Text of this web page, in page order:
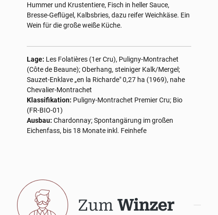
Hummer und Krustentiere, Fisch in heller Sauce,
Bresse-Geflügel, Kalbsbries, dazu reifer Weichkäse. Ein
Wein für die große weiße Küche.
Lage: Les Folatières (1er Cru), Puligny-Montrachet
(Côte de Beaune); Oberhang, steiniger Kalk/Mergel;
Sauzet-Enklave „en la Richarde" 0,27 ha (1969), nahe
Chevalier-Montrachet
Klassifikation: Puligny-Montrachet Premier Cru; Bio
(FR-BIO-01)
Ausbau: Chardonnay; Spontangärung im großen
Eichenfass, bis 18 Monate inkl. Feinhefe
Zum Winzer